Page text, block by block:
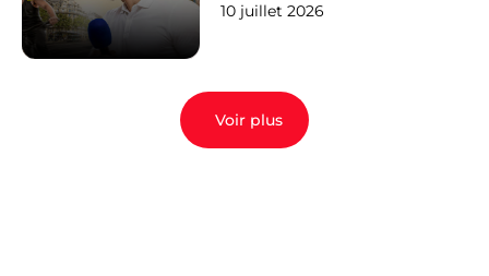
10 juillet 2026
Voir plus